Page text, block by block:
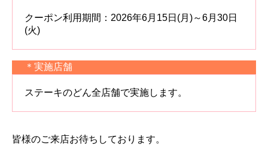
クーポン利用期間：2026年6月15日(月)～6月30日
(火)
＊実施店舗
ステーキのどん全店舗で実施します。
皆様のご来店お待ちしております。